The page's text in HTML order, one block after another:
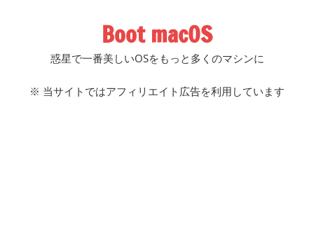
Boot macOS
惑星で一番美しいOSをもっと多くのマシンに
※ 当サイトではアフィリエイト広告を利用しています